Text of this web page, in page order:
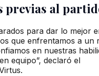
previas al
para dar lo mejor
que enfrentamos a un
en nuestras
equipo”, declaró el